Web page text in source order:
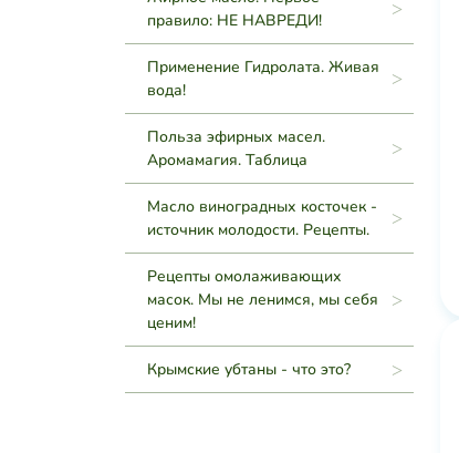
правило: НЕ НАВРЕДИ!
Применение Гидролата. Живая
вода!
Польза эфирных масел.
Аромамагия. Таблица
Масло виноградных косточек -
источник молодости. Рецепты.
Рецепты омолаживающих
масок. Мы не ленимся, мы себя
ценим!
Крымские убтаны - что это?